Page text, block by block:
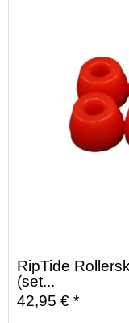
RipTide
(set...
42,95 € *